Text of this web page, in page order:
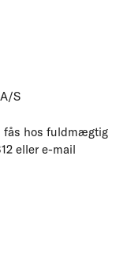
S
fås hos fuldmægtig
eller e-mail